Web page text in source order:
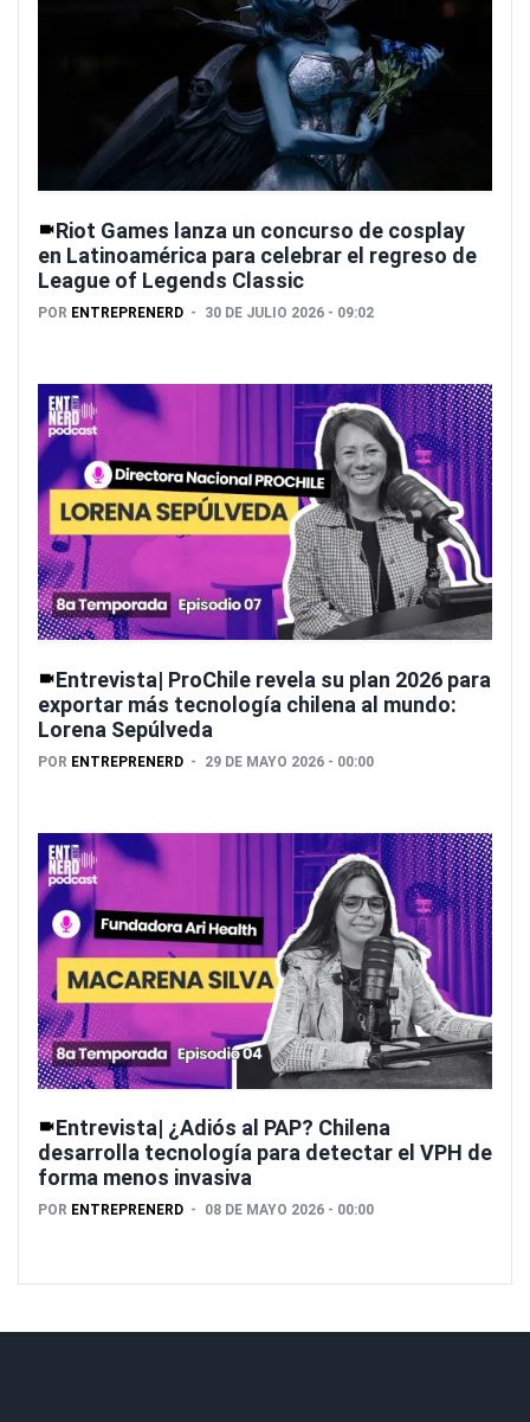
Riot Games lanza un concurso de cosplay
en Latinoamérica para celebrar el regreso de
League of Legends Classic
POR ENTREPRENERD 30 DE JULIO 2026 - 09:02
Entrevista| ProChile revela su plan 2026 para
exportar más tecnología chilena al mundo:
Lorena Sepúlveda
POR ENTREPRENERD 29 DE MAYO 2026 - 00:00
Entrevista| ¿Adiós al PAP? Chilena
desarrolla tecnología para detectar el VPH de
forma menos invasiva
POR ENTREPRENERD 08 DE MAYO 2026 - 00:00